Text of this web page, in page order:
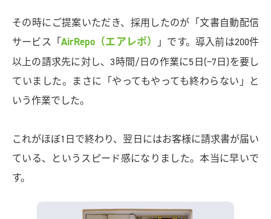
その時にご提案いただき、採用したのが「文書自動配信
サービス「AirRepo（エアレポ）
」です。導入前は200件
以上の請求先に対し、3時間/日の作業に5日(~7日)を要し
ていました。まさに「やってもやっても終わらない」と
いう作業でした。
これがほぼ1日で終わり、翌日にはお客様に請求書が届い
ている、というスピード感になりました。本当に早いで
す。